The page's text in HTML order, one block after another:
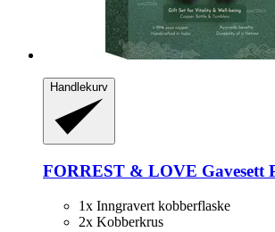
Handlekurv
FORREST & LOVE Gavesett
1x Inngravert kobberflaske
2x Kobberkrus